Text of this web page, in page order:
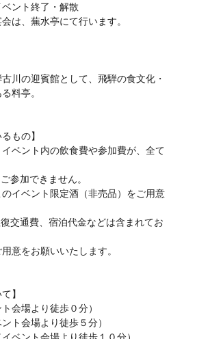
終了・解散
は、蕪水亭にて行います。
川の迎賓館として、飛騨の食文化・
料亭。
もの】
ベント内の飲食費や参加費が、全て
参加できません。
イベント限定酒（非売品）をご用意
交通費、宿泊代金などは含まれてお
意をお願いいたします。
】
会場より徒歩０分）
ト会場より徒歩５分）